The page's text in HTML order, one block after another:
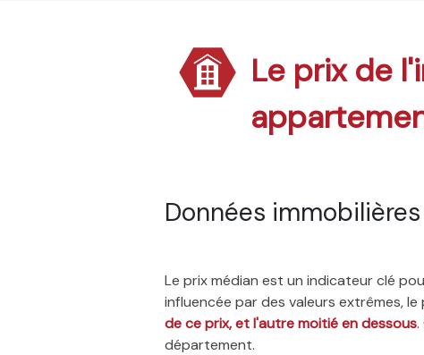
Le prix de
Données
Le prix médian est un indicateur clé
influencée par des valeurs extrêmes,
de ce prix, et l'autre moitié en dessous.
département.